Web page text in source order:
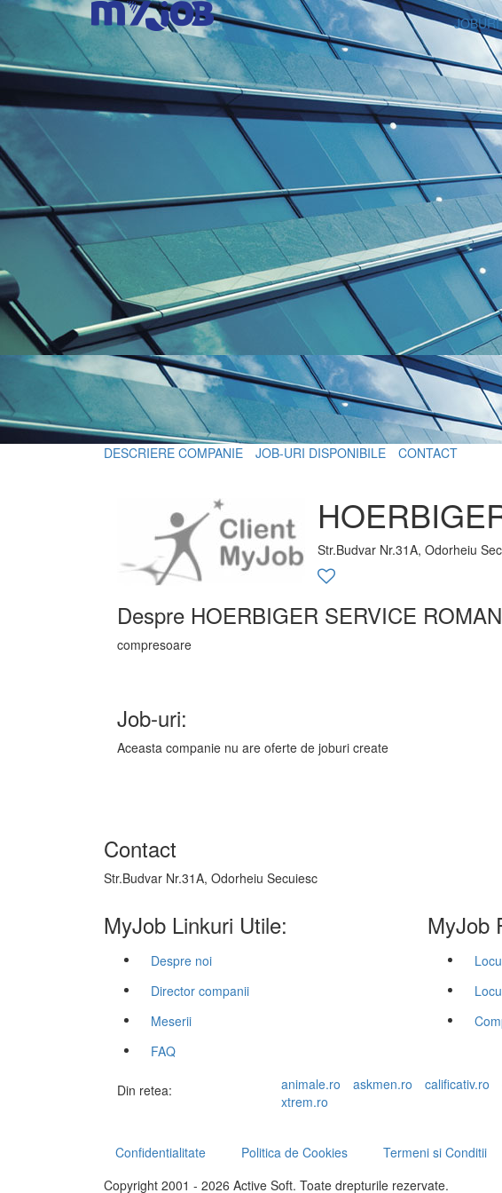
JOBURI
DESCRIERE COMPANIE JOB-URI DISPONIBILE CONTACT
Str.Budvar Nr.31A, Odorheiu
Despre HOERBIGER SERVICE
compresoare
Job-uri:
Aceasta companie nu are oferte de joburi create
Contact
Str.Budvar Nr.31A, Odorheiu Secuiesc
MyJob Linkuri Utile:
Despre noi
Director companii
Meserii
FAQ
MyJob
Din retea: animale.ro askmen.ro calificativ.ro
xtrem.ro
Confidentialitate Politica de Cookies
Termeni si Conditii
Copyright 2001 - 2026 Active Soft. Toate drepturile rezervate.